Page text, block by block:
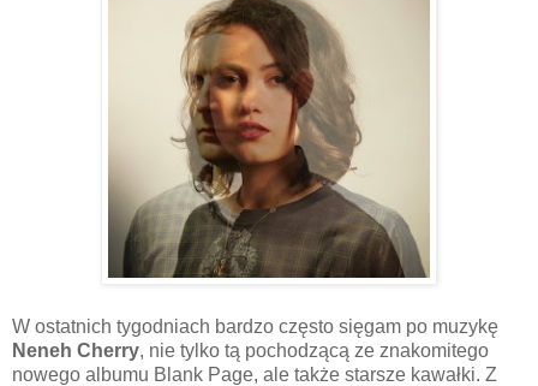
W ostatnich tygodniach bardzo często sięgam po muzykę
Neneh Cherry, nie tylko tą pochodzącą ze znakomitego
nowego albumu Blank Page, ale także starsze kawałki. Z